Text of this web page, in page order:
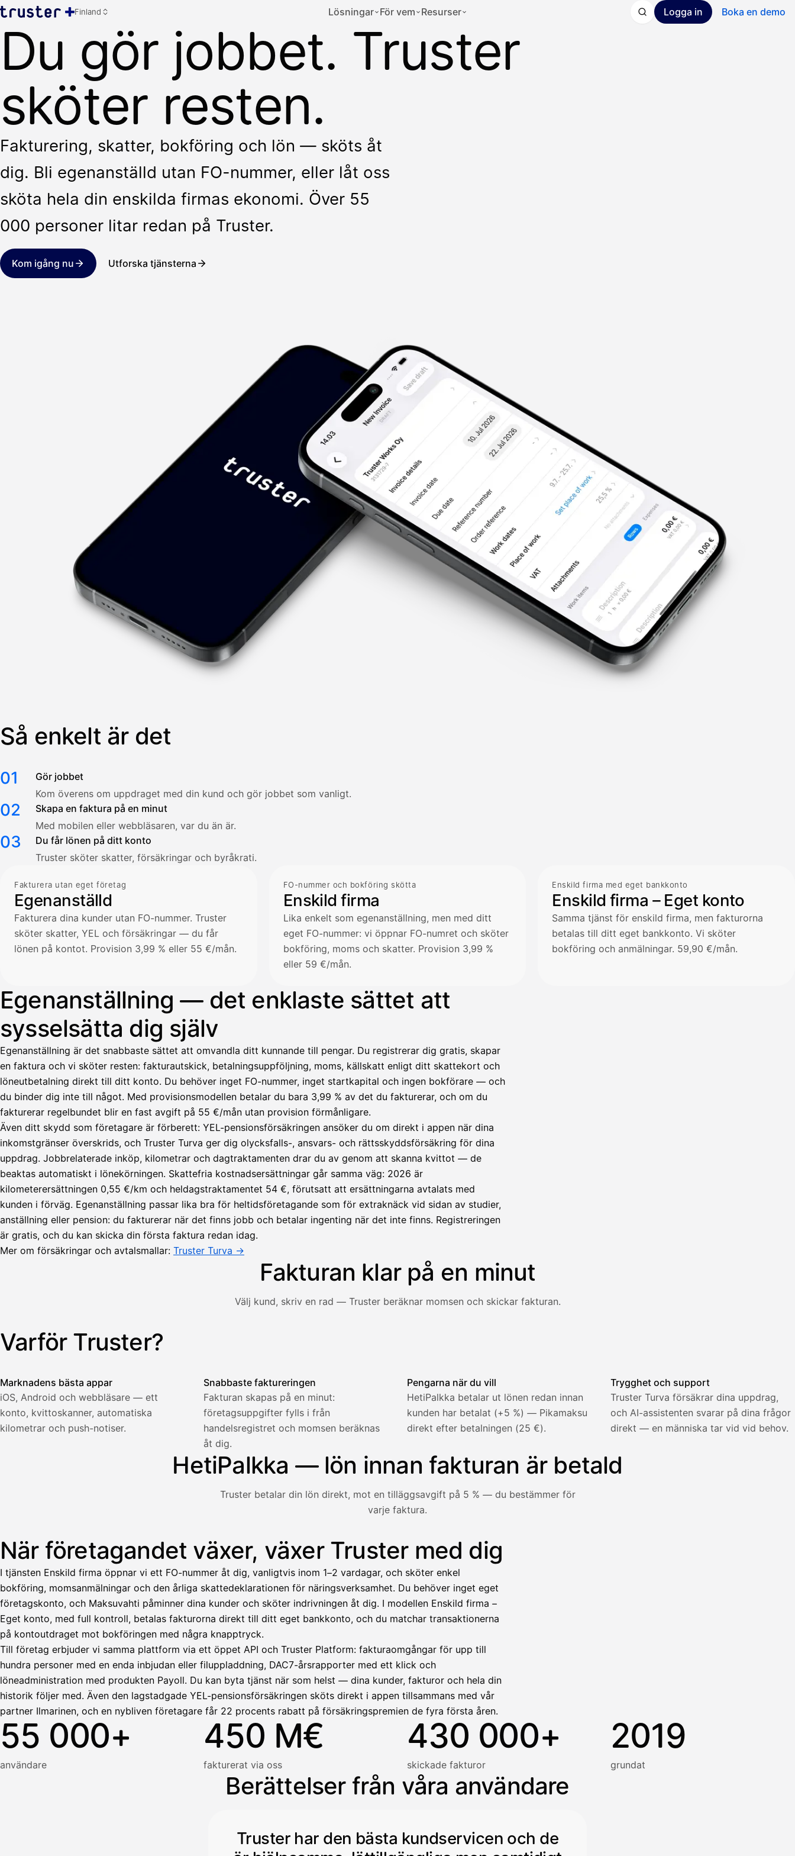
Finland Lösningar För vem Resurser Logga in Boka en demo
Du gör jobbet. Truster
sköter resten.
Fakturering, skatter, bokföring och lön — sköts åt
dig. Bli egenanställd utan FO-nummer, eller låt oss
sköta hela din enskilda firmas ekonomi. Över 55
000 personer litar redan på Truster.
Kom igång nu Utforska tjänsterna
Så enkelt är det
01
Gör jobbet
Kom överens om uppdraget med din kund och gör jobbet som vanligt.
02
Skapa en faktura på en minut
Med mobilen eller webbläsaren, var du än är.
03
Du får lönen på ditt konto
Truster sköter skatter, försäkringar och byråkrati.
Fakturera utan eget företag
Egenanställd
Fakturera dina kunder utan FO-nummer. Truster
sköter skatter, YEL och försäkringar — du får
lönen på kontot. Provision 3,99 % eller 55 €/mån.
FO-nummer och bokföring skötta
Enskild firma
Lika enkelt som egenanställning, men med ditt
eget FO-nummer: vi öppnar FO-numret och sköter
bokföring, moms och skatter. Provision 3,99 %
eller 59 €/mån.
Enskild firma med eget bankkonto
Enskild firma – Eget konto
Samma tjänst för enskild firma, men fakturorna
betalas till ditt eget bankkonto. Vi sköter
bokföring och anmälningar. 59,90 €/mån.
Egenanställning — det enklaste sättet att
sysselsätta dig själv
Egenanställning är det snabbaste sättet att omvandla ditt kunnande till pengar. Du registrerar dig gratis, skapar
en faktura och vi sköter resten: fakturautskick, betalningsuppföljning, moms, källskatt enligt ditt skattekort och
löneutbetalning direkt till ditt konto. Du behöver inget FO-nummer, inget startkapital och ingen bokförare — och
du binder dig inte till något. Med provisionsmodellen betalar du bara 3,99 % av det du fakturerar, och om du
fakturerar regelbundet blir en fast avgift på 55 €/mån utan provision förmånligare.
Även ditt skydd som företagare är förberett: YEL-pensionsförsäkringen ansöker du om direkt i appen när dina
inkomstgränser överskrids, och Truster Turva ger dig olycksfalls-, ansvars- och rättsskyddsförsäkring för dina
uppdrag. Jobbrelaterade inköp, kilometrar och dagtraktamenten drar du av genom att skanna kvittot — de
beaktas automatiskt i lönekörningen. Skattefria kostnadsersättningar går samma väg: 2026 är
kilometerersättningen 0,55 €/km och heldagstraktamentet 54 €, förutsatt att ersättningarna avtalats med
kunden i förväg. Egenanställning passar lika bra för heltidsföretagande som för extraknäck vid sidan av studier,
anställning eller pension: du fakturerar när det finns jobb och betalar ingenting när det inte finns. Registreringen
är gratis, och du kan skicka din första faktura redan idag.
Mer om försäkringar och avtalsmallar: Truster Turva →
Fakturan klar på en minut
Välj kund, skriv en rad — Truster beräknar momsen och skickar fakturan.
Illustration: en användare skapar en faktura i Truster-appen — kund och rad fylls i, momsen beräknas automatiskt och fakturan skickas.
Laskut
Uusi lasku
Asiakas
Acme
Oy
Kuljetuspalvelut,
heinäkuu
321,75
Lähetä
Lasku lähetetty
Varför Truster?
Marknadens bästa appar
iOS, Android och webbläsare — ett
konto, kvittoskanner, automatiska
kilometrar och push-notiser.
Snabbaste faktureringen
Fakturan skapas på en minut:
företagsuppgifter fylls i från
handelsregistret och momsen beräknas
åt dig.
Pengarna när du vill
HetiPalkka betalar ut lönen redan innan
kunden har betalat (+5 %) — Pikamaksu
direkt efter betalningen (25 €).
Trygghet och support
Truster Turva försäkrar dina uppdrag,
och AI-assistenten svarar på dina frågor
direkt — en människa tar vid vid behov.
HetiPalkka — lön innan fakturan är betald
Truster betalar din lön direkt, mot en tilläggsavgift på 5 % — du bestämmer för
varje faktura.
Illustration: en användare tar ut lön från en faktura som kunden ännu inte betalat — med HetiPalkka betalar Truster lönen direkt mot en avgift på fem procent.
Palkka
Odottaa maksua
Ennakonpidätys −412,00 €
Tilillesi 1 271,68 €
HetiPalkka
Ennen laskun maksua
Tavallinen nosto
Kun lasku on maksettu
Vahvista
När företagandet växer, växer Truster med dig
I tjänsten Enskild firma öppnar vi ett FO-nummer åt dig, vanligtvis inom 1–2 vardagar, och sköter enkel
bokföring, momsanmälningar och den årliga skattedeklarationen för näringsverksamhet. Du behöver inget eget
företagskonto, och Maksuvahti påminner dina kunder och sköter indrivningen åt dig. I modellen Enskild firma –
Eget konto, med full kontroll, betalas fakturorna direkt till ditt eget bankkonto, och du matchar transaktionerna
på kontoutdraget mot bokföringen med några knapptryck.
Till företag erbjuder vi samma plattform via ett öppet API och Truster Platform: fakturaomgångar för upp till
hundra personer med en enda inbjudan eller filuppladdning, DAC7-årsrapporter med ett klick och
löneadministration med produkten Payoll. Du kan byta tjänst när som helst — dina kunder, fakturor och hela din
historik följer med. Även den lagstadgade YEL-pensionsförsäkringen sköts direkt i appen tillsammans med vår
partner Ilmarinen, och en nybliven företagare får 22 procents rabatt på försäkringspremien de fyra första åren.
55 000+
användare
450 M€
fakturerat via oss
430 000+
skickade fakturor
2019
grundat
Berättelser från våra användare
Truster har den bästa kundservicen och de